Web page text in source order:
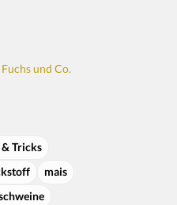
und Co.
Tricks
mais